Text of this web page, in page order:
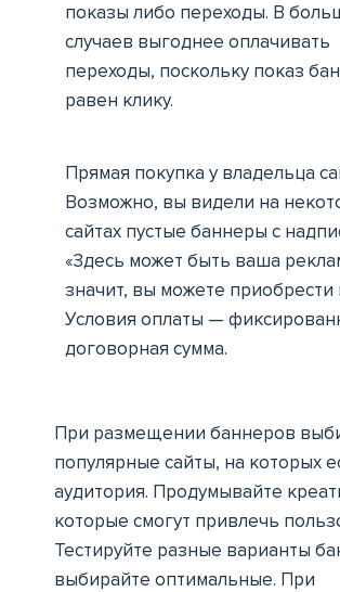
показы либо переходы. В
случаев выгоднее оплачивать
переходы, поскольку показ
равен клику.
Прямая покупка у владельца
Возможно, вы видели на
сайтах пустые баннеры с
«Здесь может быть ваша
значит, вы можете приобрести
Условия оплаты —
договорная сумма.
При размещении баннеров
популярные сайты, на которых
аудитория. Продумывайте
которые смогут привлечь
Тестируйте разные варианты
выбирайте оптимальные. При